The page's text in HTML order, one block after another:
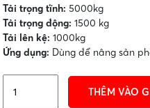
Tải trọng tĩnh: 5000kg
Tải trọng động: 1500 kg
Tải lên kệ: 1000kg
Ứng dụng: Dùng để nâng sản
nhựa
THÊM VÀO